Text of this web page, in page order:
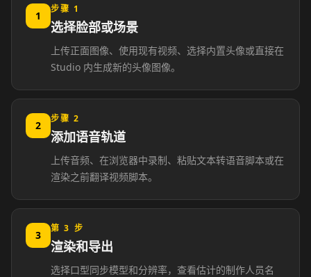
Lawyer 07
Lawyer 09 Lawyer 10
Coach 03
Coach 05
Fitness 09
1
步骤 1
选择脸部或场景
上传正面图像、使用现有视频、选择内置头像或直接在
Studio 内生成新的头像图像。
2
步骤 2
添加语音轨道
上传音频、在浏览器中录制、粘贴文本转语音脚本或在
渲染之前翻译视频脚本。
3
第 3 步
渲染和导出
选择口型同步模型和分辨率，查看估计的制作人员名